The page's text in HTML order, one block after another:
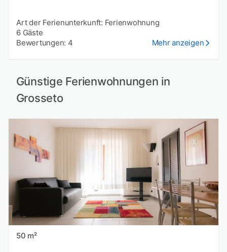
Art der Ferienunterkunft: Ferienwohnung
6 Gäste
Bewertungen: 4
Mehr anzeigen
Günstige Ferienwohnungen in
Grosseto
50 m²